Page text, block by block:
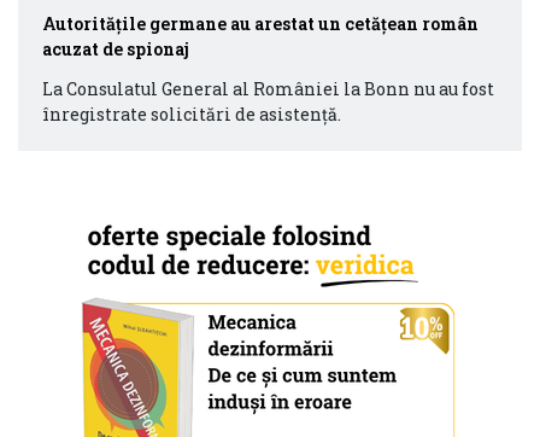
Autorităţile germane au arestat un cetăţean român
acuzat de spionaj
La Consulatul General al României la Bonn nu au fost
înregistrate solicitări de asistenţă.